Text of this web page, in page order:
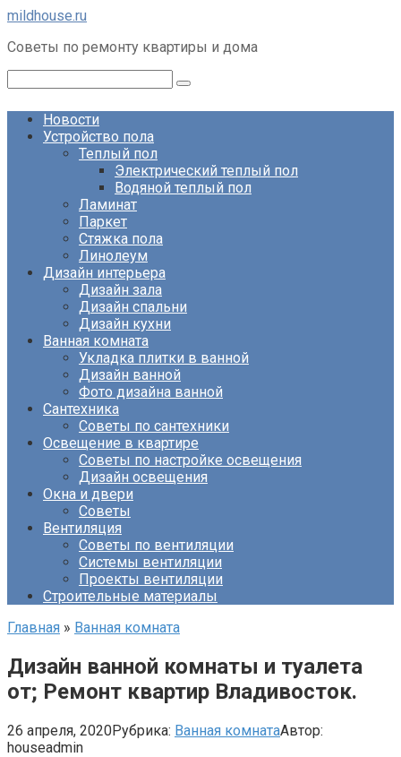
Перейти
контенту
mildhouse.ru
Советы по ремонту квартиры и дома
Новости
Устройство пола
Теплый пол
Электрический теплый пол
Водяной теплый пол
Ламинат
Паркет
Стяжка пола
Линолеум
Дизайн интерьера
Дизайн зала
Дизайн спальни
Дизайн кухни
Ванная комната
Укладка плитки в ванной
Дизайн ванной
Фото дизайна ванной
Сантехника
Советы по сантехники
Освещение в квартире
Советы по настройке освещения
Дизайн освещения
Окна и двери
Советы
Вентиляция
Советы по вентиляции
Системы вентиляции
Проекты вентиляции
Строительные материалы
Главная » Ванная комната
Дизайн ванной комнаты и туалета
от; Ремонт квартир Владивосток.
26 апреля, 2020Рубрика: Ванная комнатаАвтор:
houseadmin